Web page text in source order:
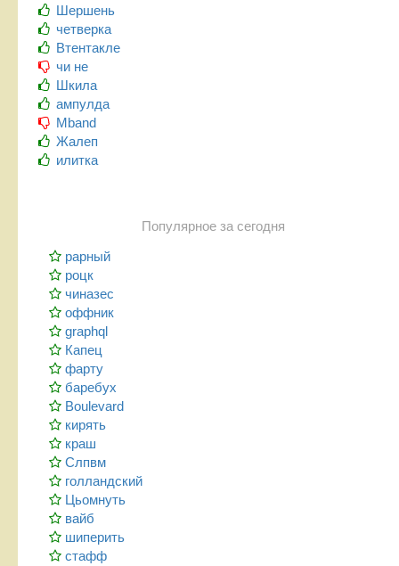
Шершень
четверка
Втентакле
чи не
Шкила
ампулда
Mband
Жалеп
илитка
Популярное за сегодня
рарный
роцк
чиназес
оффник
graphql
Капец
фарту
баребух
Boulevard
кирять
краш
Слпвм
голландский
Цьомнуть
вайб
шиперить
стафф